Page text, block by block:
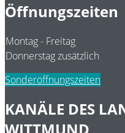
Öffnungszeiten
Montag - Freitag
Donnerstag zusätzlich
Sonderöffnungszeiten
KANÄLE DES
WITTMUND